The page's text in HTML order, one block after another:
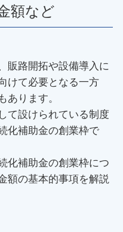
額など
販路開拓や設備導入に
けて必要となる一方
あります。
て設けられている制度
化補助金の創業枠で
化補助金の創業枠につ
額の基本的事項を解説